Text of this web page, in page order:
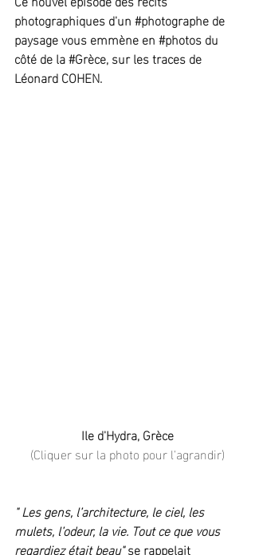
photographiques d'un #photographe de
paysage vous emmène en #photos du
côté de la #Grèce, sur les traces de
Léonard COHEN.
Ile d'Hydra, Grèce
(Cliquer sur la photo pour l'agrandir)
" Les gens, l’architecture, le ciel, les
mulets, l’odeur, la vie. Tout ce que vous
regardiez était beau" se rappelait